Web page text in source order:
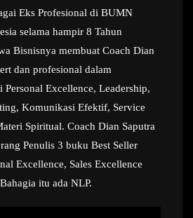
Eks Profesional di BUMN
selama hampir 8 Tahun
Bisnisnya membuat Coach Dian
dan profesional dalam
Personal Excellence, Leadership,
Komunikasi Efektif, Service
Spiritual. Coach Dian Saputra
Penulis 3 buku Best Seller
Excellence, Sales Excellence
itu ada NLP.